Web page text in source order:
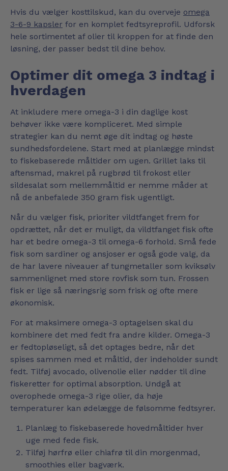
Hvis du vælger kosttilskud, kan du overveje omega
3-6-9 kapsler for en komplet fedtsyreprofil. Udforsk
hele sortimentet af olier til kroppen for at finde den
løsning, der passer bedst til dine behov.
Optimer dit omega 3 indtag i
hverdagen
At inkludere mere omega-3 i din daglige kost
behøver ikke være kompliceret. Med simple
strategier kan du nemt øge dit indtag og høste
sundhedsfordelene. Start med at planlægge mindst
to fiskebaserede måltider om ugen. Grillet laks til
aftensmad, makrel på rugbrød til frokost eller
sildesalat som mellemmåltid er nemme måder at
nå de anbefalede 350 gram fisk ugentligt.
Når du vælger fisk, prioriter vildtfanget frem for
opdrættet, når det er muligt, da vildtfanget fisk ofte
har et bedre omega-3 til omega-6 forhold. Små fede
fisk som sardiner og ansjoser er også gode valg, da
de har lavere niveauer af tungmetaller som kviksølv
sammenlignet med store rovfisk som tun. Frossen
fisk er lige så næringsrig som frisk og ofte mere
økonomisk.
For at maksimere omega-3 optagelsen skal du
kombinere det med fedt fra andre kilder. Omega-3
er fedtopløseligt, så det optages bedre, når det
spises sammen med et måltid, der indeholder sundt
fedt. Tilføj avocado, olivenolie eller nødder til dine
fiskeretter for optimal absorption. Undgå at
overophede omega-3 rige olier, da høje
temperaturer kan ødelægge de følsomme fedtsyrer.
Planlæg to fiskebaserede hovedmåltider hver
uge med fede fisk.
Tilføj hørfrø eller chiafrø til din morgenmad,
smoothies eller bagværk.